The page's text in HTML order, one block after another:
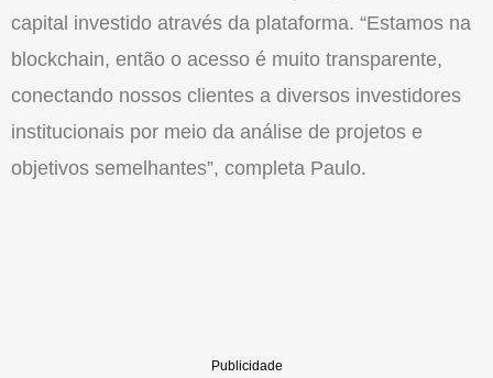
capital investido através da plataforma. “Estamos na
blockchain, então o acesso é muito transparente,
conectando nossos clientes a diversos investidores
institucionais por meio da análise de projetos e
objetivos semelhantes”, completa Paulo.